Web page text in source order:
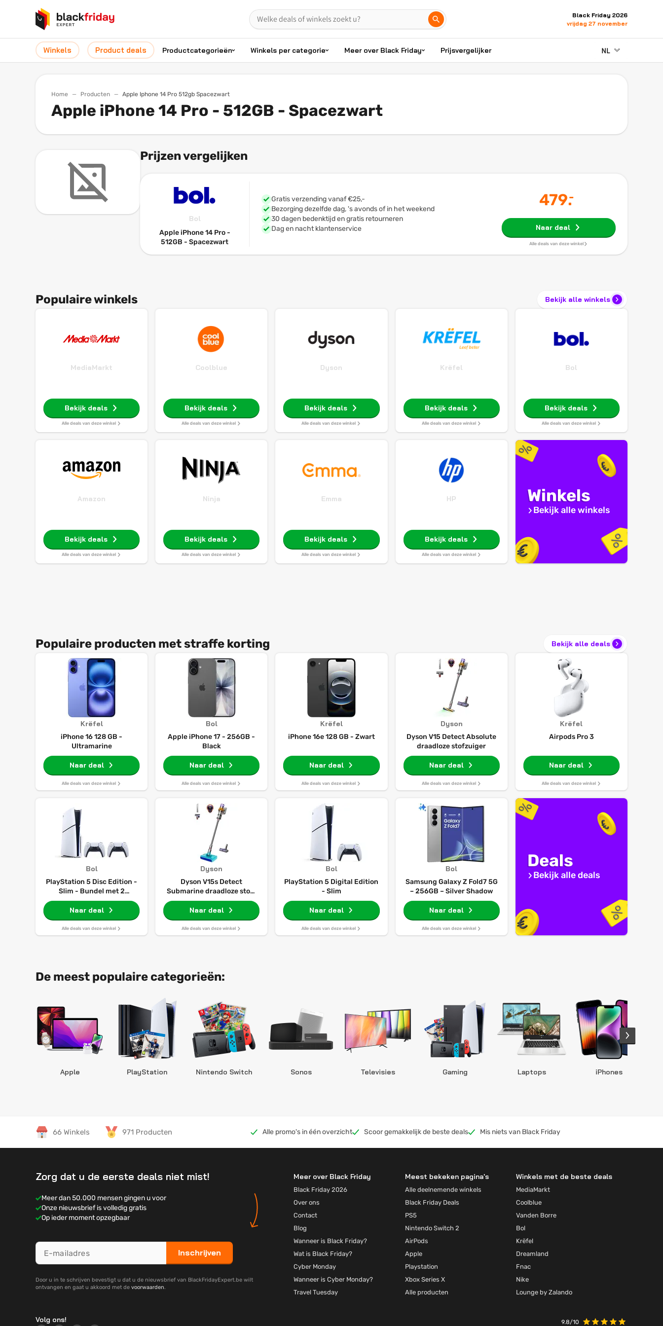
Black Friday 2026
vrijdag 27 november
Winkels Product deals Productcategorieën Winkels per categorie Meer over Black Friday Prijsvergelijker NL
Home Producten Apple Iphone 14 Pro 512gb Spacezwart
Apple iPhone 14 Pro - 512GB - Spacezwart
Prijzen vergelijken
Bol
Apple iPhone 14 Pro -
512GB - Spacezwart
Gratis verzending vanaf €25,-
Bezorging dezelfde dag, 's avonds of in het weekend
30 dagen bedenktijd en gratis retourneren
Dag en nacht klantenservice
479.
-
Naar deal
Alle deals van deze winkel
Populaire winkels Bekijk alle winkels
MediaMarkt
Bekijk deals
Alle deals van deze winkel
Coolblue
Bekijk deals
Alle deals van deze winkel
Dyson
Bekijk deals
Alle deals van deze winkel
Krëfel
Bekijk deals
Alle deals van deze winkel
Bol
Bekijk deals
Alle deals van deze winkel
Amazon
Bekijk deals
Alle deals van deze winkel
Ninja
Bekijk deals
Alle deals van deze winkel
Emma
Bekijk deals
Alle deals van deze winkel
HP
Bekijk deals
Alle deals van deze winkel
Winkels
Bekijk alle winkels
Populaire producten met straffe korting Bekijk alle deals
Krëfel
iPhone 16 128 GB -
Ultramarine
Naar deal
Alle deals van deze winkel
Bol
Apple iPhone 17 - 256GB -
Black
Naar deal
Alle deals van deze winkel
Krëfel
iPhone 16e 128 GB - Zwart
Naar deal
Alle deals van deze winkel
Dyson
Dyson V15 Detect Absolute
draadloze stofzuiger
Naar deal
Alle deals van deze winkel
Krëfel
Airpods Pro 3
Naar deal
Alle deals van deze winkel
Bol
PlayStation 5 Disc Edition -
Slim - Bundel met 2
Dualsense Draadloze
Controllers
Naar deal
Alle deals van deze winkel
Dyson
Dyson V15s Detect
Submarine draadloze stof-
en waterzuiger
Naar deal
Alle deals van deze winkel
Bol
PlayStation 5 Digital Edition
- Slim
Naar deal
Alle deals van deze winkel
Bol
Samsung Galaxy Z Fold7 5G
– 256GB – Silver Shadow
Naar deal
Alle deals van deze winkel
Deals
Bekijk alle deals
De meest populaire categorieën:
Apple PlayStation Nintendo Switch Sonos Televisies Gaming Laptops iPhones
66 Winkels 971 Producten Alle promo's in één overzicht Scoor gemakkelijk de beste deals Mis niets van Black Friday
Zorg dat u de eerste deals niet mist!
Meer dan 50.000 mensen gingen u voor
Onze nieuwsbrief is volledig gratis
Op ieder moment opzegbaar
Inschrijven
Door u in te schrijven bevestigt u dat u de nieuwsbrief van BlackFridayExpert.be wilt
ontvangen en gaat u akkoord met de voorwaarden.
Meer over Black Friday
Black Friday 2026
Over ons
Contact
Blog
Wanneer is Black Friday?
Wat is Black Friday?
Cyber Monday
Wanneer is Cyber Monday?
Travel Tuesday
Meest bekeken pagina's
Alle deelnemende winkels
Black Friday Deals
PS5
Nintendo Switch 2
AirPods
Apple
Playstation
Xbox Series X
Alle producten
Winkels met de beste deals
MediaMarkt
Coolblue
Vanden Borre
Bol
Krëfel
Dreamland
Fnac
Nike
Lounge by Zalando
Volg ons! 9.8/10